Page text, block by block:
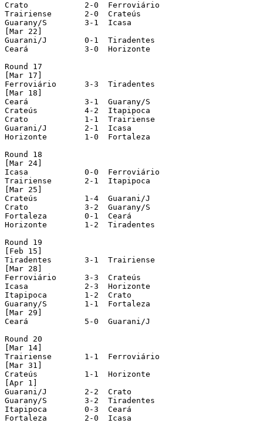
Crato 		 2-0  Ferroviário
Trairiense 	 2-0  Crateús
Guarany/S 	 3-1  Icasa
[Mar 22]
Guarani/J 	 0-1  Tiradentes
Ceará 		 3-0  Horizonte
Round 17
[Mar 17]
Ferroviário 	 3-3  Tiradentes
[Mar 18]
Ceará 		 3-1  Guarany/S
Crateús 	 4-2  Itapipoca
Crato 		 1-1  Trairiense
Guarani/J 	 2-1  Icasa
Horizonte 	 1-0  Fortaleza
Round 18
[Mar 24]
Icasa 		 0-0  Ferroviário
Trairiense 	 2-1  Itapipoca
[Mar 25]
Crateús 	 1-4  Guarani/J
Crato 		 3-2  Guarany/S
Fortaleza 	 0-1  Ceará
Horizonte 	 1-2  Tiradentes
Round 19
[Feb 15]
Tiradentes 	 3-1  Trairiense			  (played in Horizonte)
[Mar 28]
Ferroviário 	 3-3  Crateús
Icasa 		 2-3  Horizonte
Itapipoca 	 1-2  Crato
Guarany/S 	 1-1  Fortaleza
[Mar 29]
Ceará 		 5-0  Guarani/J
Round 20
[Mar 14]
Trairiense 	 1-1  Ferroviário
[Mar 31]
Crateús 	 1-1  Horizonte
[Apr 1]
Guarani/J 	 2-2  Crato
Guarany/S 	 3-2  Tiradentes
Itapipoca 	 0-3  Ceará
Fortaleza 	 2-0  Icasa